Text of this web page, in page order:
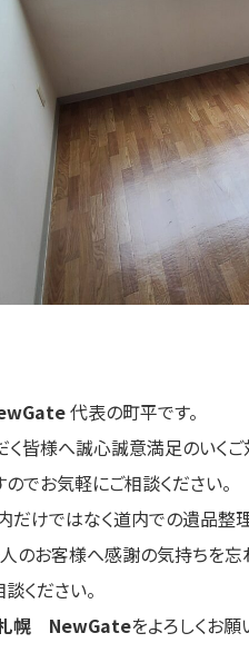
代表の町平です。
皆様へ誠心誠意満足のいく
でお気軽にご相談ください。
けではなく道内での遺品整
のお客様へ感謝の気持ちを忘
ください。
幌 NewGateをよろしくお願